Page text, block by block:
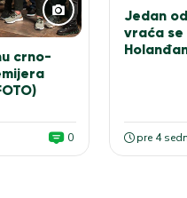
crno-
0
Jedan
vraća se
pre 4